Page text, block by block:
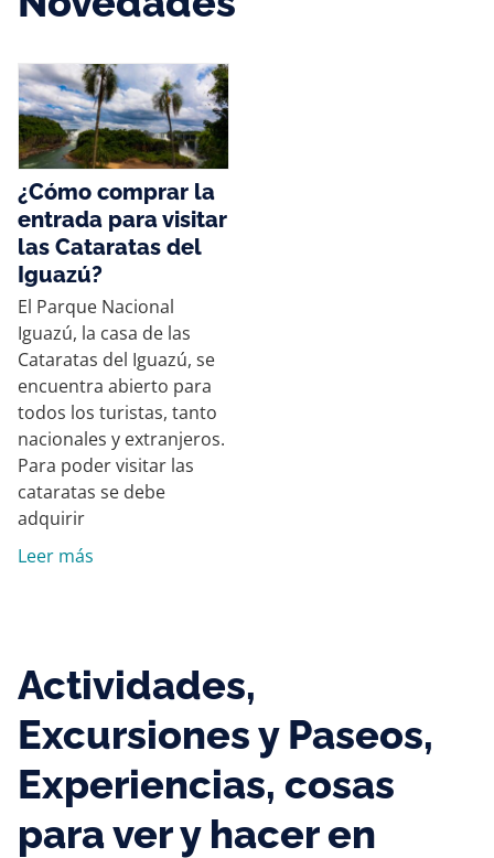
¿Cómo comprar la
entrada para visitar
las Cataratas del
Iguazú?
El Parque Nacional
Iguazú, la casa de las
Cataratas del Iguazú, se
encuentra abierto para
todos los turistas, tanto
nacionales y extranjeros.
Para poder visitar las
cataratas se debe
adquirir
Leer más
Actividades,
Excursiones y Paseos,
Experiencias, cosas
para ver y hacer en